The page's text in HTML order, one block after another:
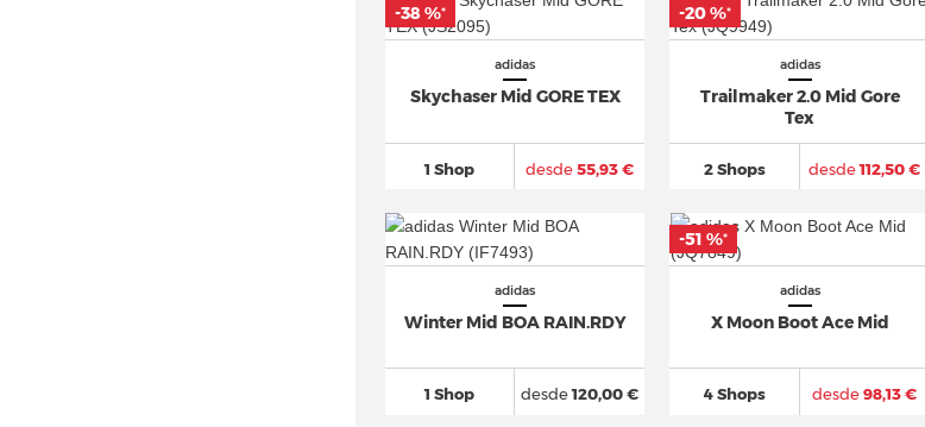
adidas
Skychaser Mid GORE TEX
1 Shop desde55,93 €
-38 %*
adidas
Trailmaker 2.0 Mid Gore
Tex
2 Shops desde112,50 €
-20 %*
adidas
Winter Mid BOA RAIN.RDY
1 Shop desde120,00 €
adidas
X Moon Boot Ace Mid
4 Shops desde98,13 €
-51 %*